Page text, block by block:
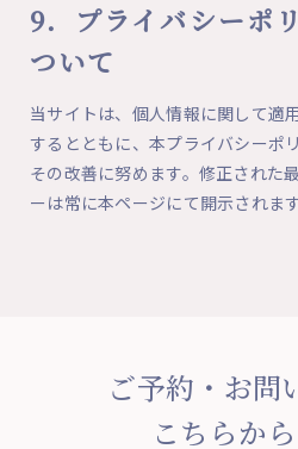
9．プライバシーポ
ついて
当サイトは、個人情報に関して適
するとともに、本プライバシーポ
その改善に努めます。修正された
ーは常に本ページにて開示されます
ご予約・お問
こちらか